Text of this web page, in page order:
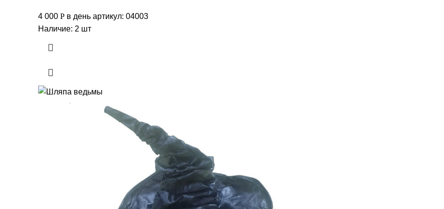
4 000 Р в день артикул: 04003
Наличие: 2 шт